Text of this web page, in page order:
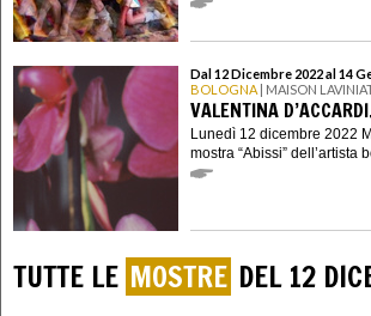
Dal 12 Dicembre 2022 al 14
BOLOGNA | MAISON
VALENTINA
Lunedì 12 dicembre 2022
mostra “Abissi” dell’artista
TUTTE LE MOSTRE DEL 12